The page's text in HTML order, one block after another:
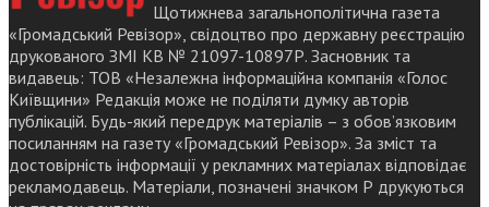
Щотижнева загальнополітична газета
«Громадський Ревізор», свідоцтво про державну реєстрацію
друкованого ЗМІ КВ № 21097-10897Р. Засновник та
видавець: ТОВ «Незалежна інформаційна компанія «Голос
Київщини» Редакція може не поділяти думку авторів
публікацій. Будь-який передрук матеріалів – з обов’язковим
посиланням на газету «Громадський Ревізор». За зміст та
достовірність інформації у рекламних матеріалах відповідає
рекламодавець. Матеріали, позначені значком Р друкуються